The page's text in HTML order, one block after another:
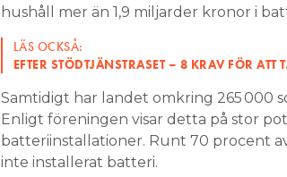
hushåll mer än 1,9 miljarder kronor i
LÄS OCKSÅ:
EFTER STÖDTJÄNSTRASET – 8 KRAV FÖR ATT
Samtidigt har landet omkring 265 000
Enligt föreningen visar detta på stor
batteriinstallationer. Runt 70 procent
inte installerat batteri.